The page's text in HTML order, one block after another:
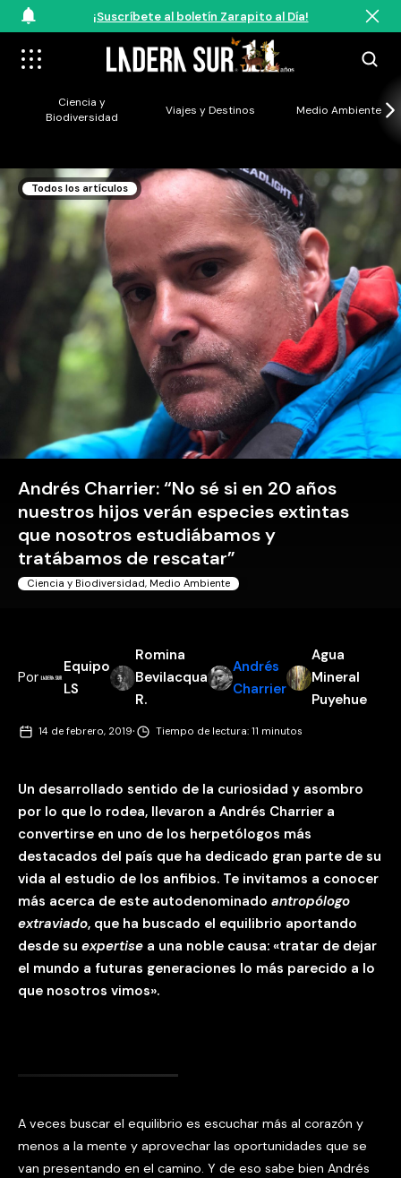
¡Suscríbete al boletín Zarapito al Día!
Ciencia y
Biodiversidad
Viajes y Destinos Medio Ambiente
Todos los artículos
Andrés Charrier: “No sé si en 20 años
nuestros hijos verán especies extintas
que nosotros estudiábamos y
tratábamos de rescatar”
Ciencia y Biodiversidad, Medio Ambiente
Por
Equipo
LS
Romina
Bevilacqua
R.
Andrés
Charrier
Agua
Mineral
Puyehue
14 de febrero, 2019· Tiempo de lectura: 11 minutos
Un desarrollado sentido de la curiosidad y asombro
por lo que lo rodea, llevaron a Andrés Charrier a
convertirse en uno de los herpetólogos más
destacados del país que ha dedicado gran parte de su
vida al estudio de los anfibios. Te invitamos a conocer
más acerca de este autodenominado antropólogo
extraviado, que ha buscado el equilibrio aportando
desde su expertise a una noble causa: «tratar de dejar
el mundo a futuras generaciones lo más parecido a lo
que nosotros vimos».
A veces buscar el equilibrio es escuchar más al corazón y
menos a la mente y aprovechar las oportunidades que se
van presentando en el camino. Y de eso sabe bien Andrés